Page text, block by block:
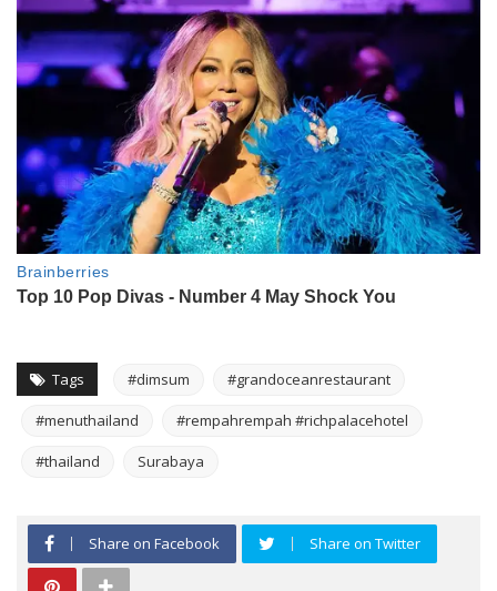
Tags #dimsum #grandoceanrestaurant
#menuthailand #rempahrempah #richpalacehotel
#thailand Surabaya
Share on Facebook Share on Twitter